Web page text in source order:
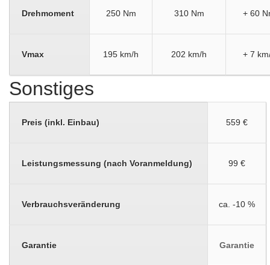
Drehmoment 250 Nm 310 Nm + 60
Vmax 195 km/h 202 km/h + 7
Sonstiges
Preis (inkl. Einbau) 559 €
Leistungsmessung (nach Voranmeldung) 99 €
Verbrauchsveränderung ca. -10 %
Garantie Garantie